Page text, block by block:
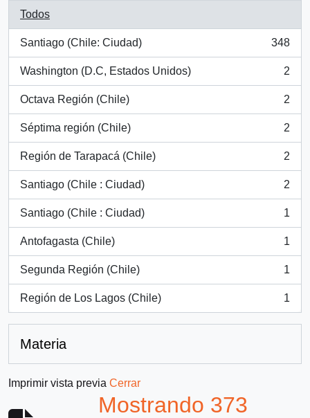
Todos
Santiago (Chile: Ciudad)
, 348 resultados
348
Washington (D.C, Estados Unidos)
, 2 resultados
2
Octava Región (Chile)
, 2 resultados
2
Séptima región (Chile)
, 2 resultados
2
Región de Tarapacá (Chile)
, 2 resultados
2
Santiago (Chile : Ciudad)
, 2 resultados
2
Santiago (Chile : Ciudad)
, 1 resultados
1
Antofagasta (Chile)
, 1 resultados
1
Segunda Región (Chile)
, 1 resultados
1
Región de Los Lagos (Chile)
, 1 resultados
1
Materia
Imprimir vista previa Cerrar
Mostrando 373